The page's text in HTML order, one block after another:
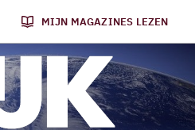
MIJN MAGAZINES LEZEN